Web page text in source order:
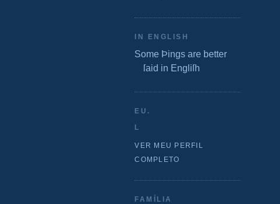
IN ENGLISH
Some Þings are better
ſaid in Engliſh
EU.
L
VER MEU PERFIL
COMPLETO
FAMÍLIA